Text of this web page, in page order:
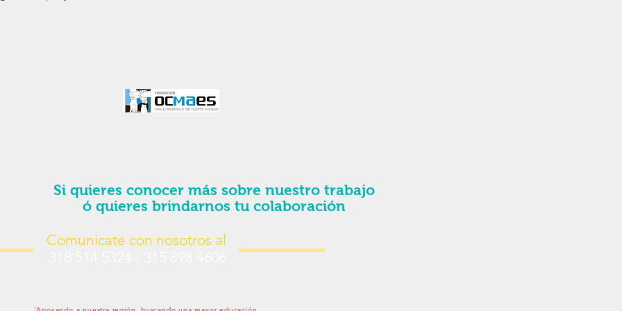
Comunicate con nosotros al
Si quieres conocer más sobre nuestro trabajo
ó quieres brindarnos tu colaboración